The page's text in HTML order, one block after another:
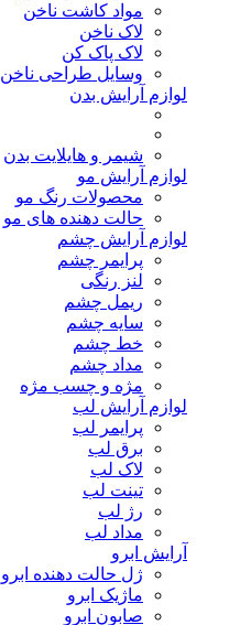
مواد کاشت ناخن
لاک ناخن
لاک پاک کن
وسایل طراحی ناخن
لوازم آرایش بدن
شیمر و هایلایت بدن
لوازم آرایش مو
محصولات رنگ مو
حالت دهنده های مو
لوازم آرایش چشم
پرایمر چشم
لنز رنگی
ریمل چشم
سایه چشم
خط چشم
مداد چشم
مژه و چسب مژه
لوازم آرایش لب
پرایمر لب
برق لب
لاک لب
تینت لب
رژ لب
مداد لب
آرایش ابرو
ژل حالت دهنده ابرو
ماژیک ابرو
صابون ابرو